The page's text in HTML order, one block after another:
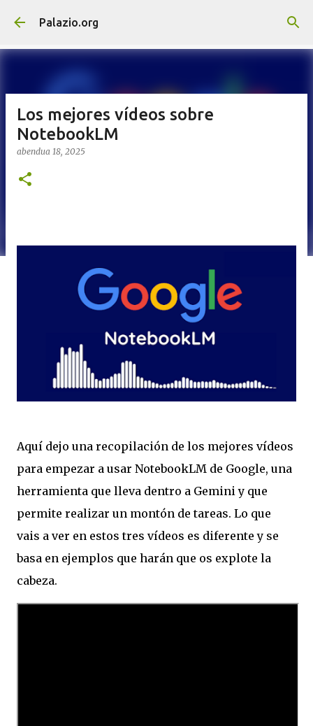
Saltatu eta joan eduki nagusira
Palazio.org
Los mejores vídeos sobre
NotebookLM
abendua 18, 2025
Aquí dejo una recopilación de los mejores vídeos
para empezar a usar NotebookLM de Google, una
herramienta que lleva dentro a Gemini y que
permite realizar un montón de tareas. Lo que
vais a ver en estos tres vídeos es diferente y se
basa en ejemplos que harán que os explote la
cabeza.